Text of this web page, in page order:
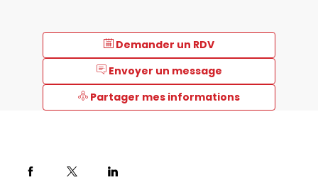
Demander un RDV
Envoyer un message
Partager mes informations
fournisseur